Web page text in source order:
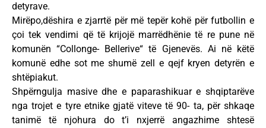
detyrave.
Mirëpo,dëshira e zjarrtë për më tepër kohë për futbollin e
çoi tek vendimi që të krijojë marrëdhënie të re pune në
komunën “Collonge- Bellerive“ të Gjenevës. Ai në këtë
komunë edhe sot me shumë zell e qejf kryen detyrën e
shtëpiakut.
Shpërngulja masive dhe e paparashikuar e shqiptarëve
nga trojet e tyre etnike gjatë viteve të 90- ta, për shkaqe
tanimë të njohura do t’i nxjerrë angazhime shtesë